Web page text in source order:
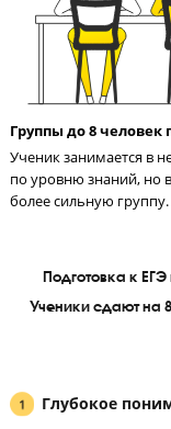
СМС-отчетность
После каждого
за работу на